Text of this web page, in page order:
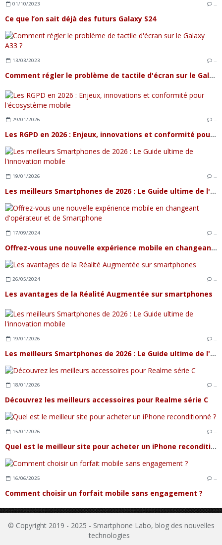
01/10/2023 …
Ce que l’on sait déjà des futurs Galaxy S24
13/03/2023 …
Comment régler le problème de tactile d'écran sur le Galaxy A33 ?
29/01/2026 …
Les RGPD en 2026 : Enjeux, innovations et conformité pour l'écosystème mobile
19/01/2026 …
Les meilleurs Smartphones de 2026 : Le Guide ultime de l'innovation mobile
17/09/2024
Offrez-vous une nouvelle expérience mobile en changeant d'opérateur et de Smartphone
26/05/2024 …
Les avantages de la Réalité Augmentée sur smartphones
19/01/2026 …
Les meilleurs Smartphones de 2026 : Le Guide ultime de l'innovation mobile
18/01/2026 …
Découvrez les meilleurs accessoires pour Realme série C
15/01/2026 …
Quel est le meilleur site pour acheter un iPhone reconditionné ?
16/06/2025 …
Comment choisir un forfait mobile sans engagement ?
© Copyright 2019 - 2025 - Smartphone Labo, blog des nouvelles
technologies